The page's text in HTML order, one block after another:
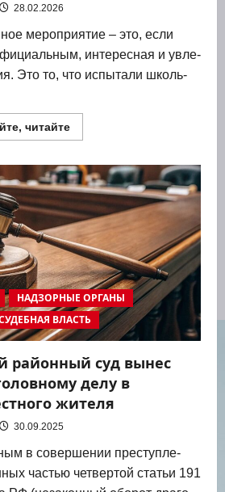
28.02.2026
меро­при­я­тие – это, если
инте­рес­ная и увле­
Это то, что испы­та­ли школь­
читайтеПрочитать
больше
из
Забайкальска
совершили
экскурсию
в
участок
мирового
суда
НАДЗОРНЫЕ ОРГАНЫ
ВЛАСТЬ
районный суд вынес
делу в
жителя
30.09.2025
в совер­ше­нии пре­ступ­ле­
частью чет­вер­той ста­тьи 191